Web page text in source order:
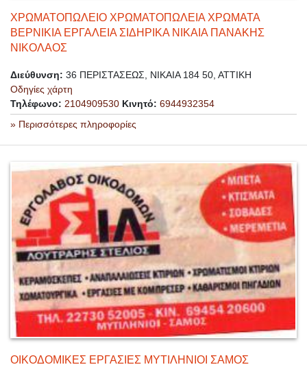
ΧΡΩΜΑΤΟΠΩΛΕΙΟ ΧΡΩΜΑΤΟΠΩΛΕΙΑ ΧΡΩΜΑΤΑ
ΒΕΡΝΙΚΙΑ ΕΡΓΑΛΕΙΑ ΣΙΔΗΡΙΚΑ ΝΙΚΑΙΑ ΠΑΝΑΚΗΣ
ΝΙΚΟΛΑΟΣ
Διεύθυνση: 36 ΠΕΡΙΣΤΑΣΕΩΣ, ΝΙΚΑΙΑ 184 50, ΑΤΤΙΚΗ
Οδηγίες χάρτη
Τηλέφωνο: 2104909530 Κινητό: 6944932354
» Περισσότερες πληροφορίες
ΟΙΚΟΔΟΜΙΚΕΣ ΕΡΓΑΣΙΕΣ ΜΥΤΙΛΗΝΙΟΙ ΣΑΜΟΣ